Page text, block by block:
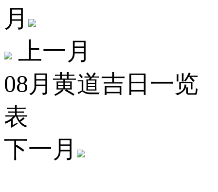
月
上一月
08月黄道吉日一览
表
下一月